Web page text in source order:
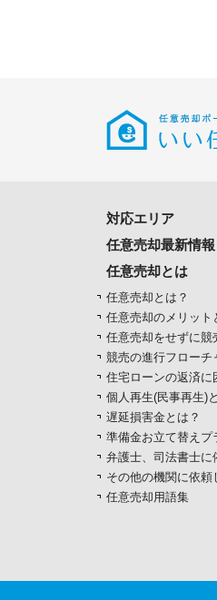
対応エリア
任意売却最新情報
任意売却とは
任意売却とは？
任意売却のメリット
任意売却をせずに競
競売の進行フローチ
住宅ローンの返済に
個人再生(民事再生)
遅延損害金とは？
準備金お立て替えプ
弁護士、司法書士に
その他の機関に依頼
任意売却用語集